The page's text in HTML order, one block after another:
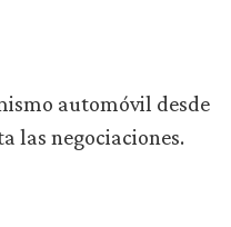
automóvil desde
las negociaciones.